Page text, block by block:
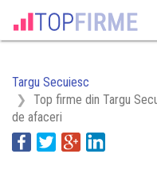
Targu Secuiesc
Top firme din Targu
de afaceri